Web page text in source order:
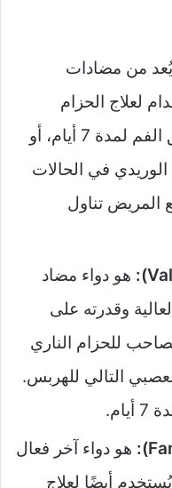
من مضادات
لعلاج الحزام
الناري. يتم تناوله عن طريق الفم لمدة 7 أيام، أو
في الحالات
المريض تناول
هو دواء مضاد
وقدرته على
للحزام الناري
التالي للهربس.
هو دواء آخر فعال
أيضًا لعلاج